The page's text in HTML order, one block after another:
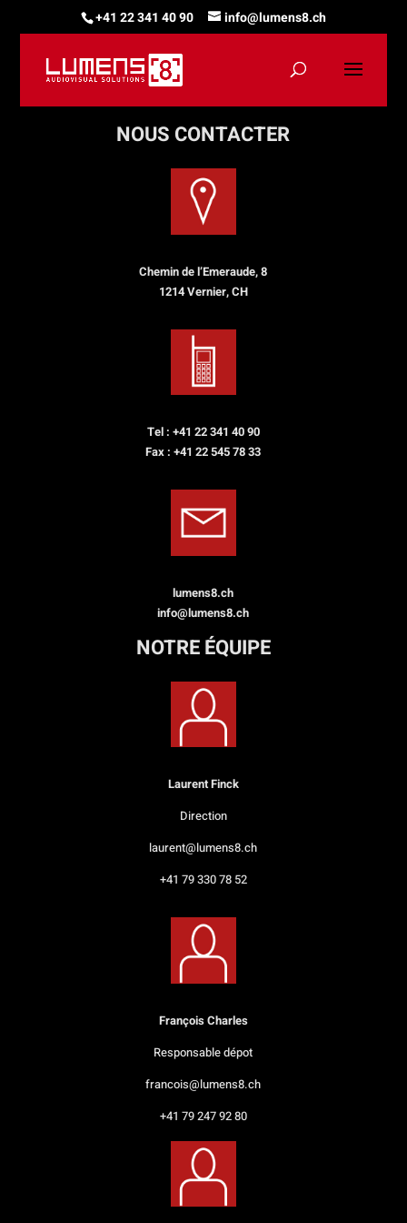
+41 22 341 40 90 info@lumens8.ch
NOUS CONTACTER
Chemin de l’Emeraude, 8
1214 Vernier, CH
Tel : +41 22 341 40 90
Fax : +41 22 545 78 33
lumens8.ch
info@lumens8.ch
NOTRE ÉQUIPE
Laurent Finck
Direction
laurent@lumens8.ch
+41 79 330 78 52
François Charles
Responsable dépot
francois@lumens8.ch
+41 79 247 92 80